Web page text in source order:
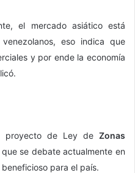
el mercado asiático está
eso indica que
y por ende la economía
proyecto de Ley de Zonas
que se debate actualmente en
para el país.